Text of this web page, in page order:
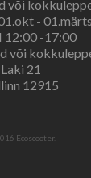
või
- 01.märts
12:00 -17:00
või
Laki 21
12915
Ecoscooter.